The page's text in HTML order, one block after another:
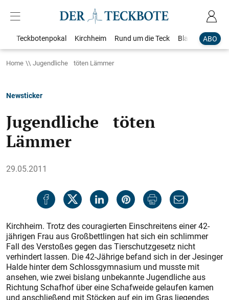
ABO
Teckbotenpokal Kirchheim Rund um die Teck Blaulicht
Home Jugendliche töten Lämmer
Newsticker
Jugendliche töten
Lämmer
29.05.2011
Kirchheim. Trotz des couragierten Einschreitens einer 42-
jährigen Frau aus Großbettlingen hat sich ein schlimmer
Fall des Verstoßes gegen das Tierschutzgesetz nicht
verhindert lassen. Die 42-Jährige befand sich in der Jesinger
Halde hinter dem Schlossgymnasium und musste mit
ansehen, wie zwei bislang unbekannte Jugendliche aus
Richtung Schafhof über eine Schafweide gelaufen kamen
und anschließend mit Stöcken auf ein im Gras liegendes